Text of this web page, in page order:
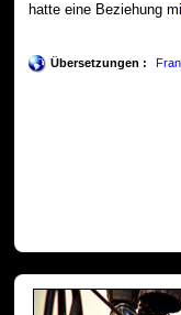
hatte eine Beziehung
Übersetzungen :